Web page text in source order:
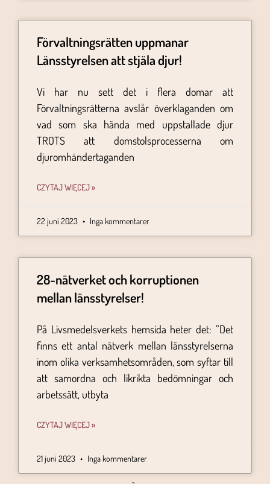
Förvaltningsrätten uppmanar
Länsstyrelsen att stjäla djur!
Vi har nu sett det i flera domar att
Förvaltningsrätterna avslår överklaganden om
vad som ska hända med uppstallade djur
TROTS att domstolsprocesserna om
djuromhändertaganden
CZYTAJ WIĘCEJ »
22 juni 2023 Inga kommentarer
28-nätverket och korruptionen
mellan länsstyrelser!
På Livsmedelsverkets hemsida heter det: ”Det
finns ett antal nätverk mellan länsstyrelserna
inom olika verksamhetsområden, som syftar till
att samordna och likrikta bedömningar och
arbetssätt, utbyta
CZYTAJ WIĘCEJ »
21 juni 2023 Inga kommentarer